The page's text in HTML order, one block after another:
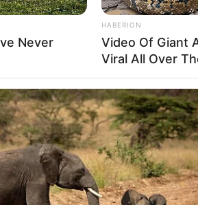
dos mujeres fueron
sentimentales en
de Aburrá.
ocurrió en una residencia del
asesinada de varias lesiones
30 años de edad.Según las
vendedora ambulante y vivía
de la comuna 10 - La
Never
HABERION
Video Of Giant
Viral All Over